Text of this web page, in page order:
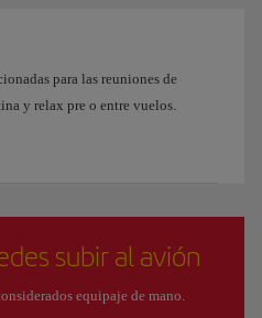
para las reuniones de
y relax pre o entre vuelos.
subir al avión
equipaje de mano.